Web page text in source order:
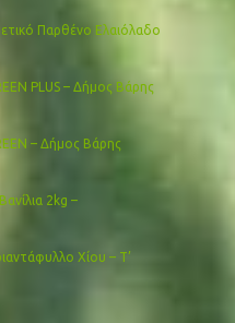
Παρθένο Ελαιόλαδο
PLUS – Δήμος Βάρης
– Δήμος Βάρης
2kg –
Χίου – Τ’